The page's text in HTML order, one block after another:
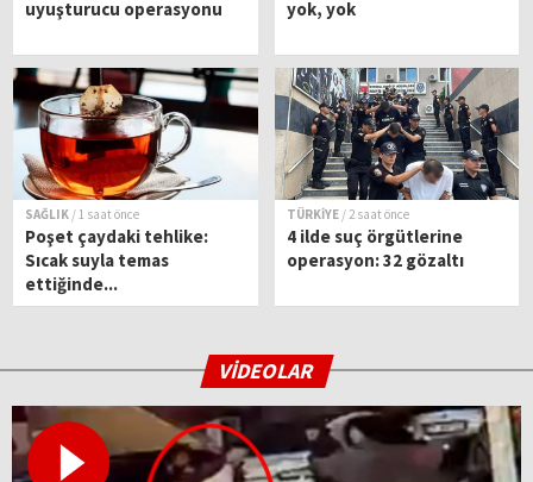
uyuşturucu operasyonu yok, yok
SAĞLIK / 1 saat önce
Poşet çaydaki tehlike:
Sıcak suyla temas
ettiğinde...
TÜRKİYE / 2 saat önce
4 ilde suç örgütlerine
operasyon: 32 gözaltı
VİDEOLAR